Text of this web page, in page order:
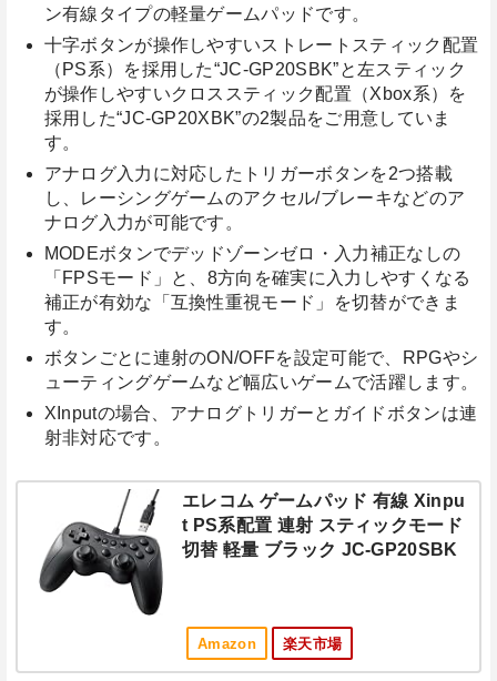
ン有線タイプの軽量ゲームパッドです。
十字ボタンが操作しやすいストレートスティック配置
（PS系）を採用した“JC-GP20SBK”と左スティック
が操作しやすいクロススティック配置（Xbox系）を
採用した“JC-GP20XBK”の2製品をご用意していま
す。
アナログ入力に対応したトリガーボタンを2つ搭載
し、レーシングゲームのアクセル/ブレーキなどのア
ナログ入力が可能です。
MODEボタンでデッドゾーンゼロ・入力補正なしの
「FPSモード」と、8方向を確実に入力しやすくなる
補正が有効な「互換性重視モード」を切替ができま
す。
ボタンごとに連射のON/OFFを設定可能で、RPGやシ
ューティングゲームなど幅広いゲームで活躍します。
XInputの場合、アナログトリガーとガイドボタンは連
射非対応です。
エレコム ゲームパッド 有線 Xinpu
t PS系配置 連射 スティックモード
切替 軽量 ブラック JC-GP20SBK
Amazon 楽天市場